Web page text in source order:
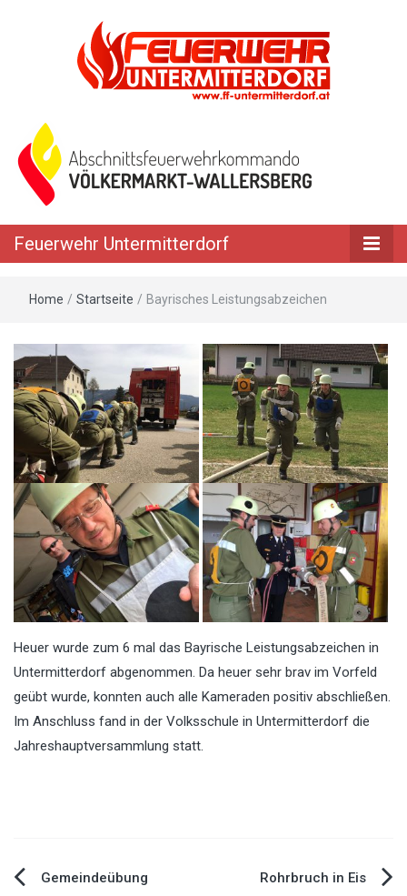
Feuerwehr Untermitterdorf
Home / Startseite / Bayrisches Leistungsabzeichen
Heuer wurde zum 6 mal das Bayrische Leistungsabzeichen in
Untermitterdorf abgenommen. Da heuer sehr brav im Vorfeld
geübt wurde, konnten auch alle Kameraden positiv abschließen.
Im Anschluss fand in der Volksschule in Untermitterdorf die
Jahreshauptversammlung statt.
Gemeindeübung Rohrbruch in Eis